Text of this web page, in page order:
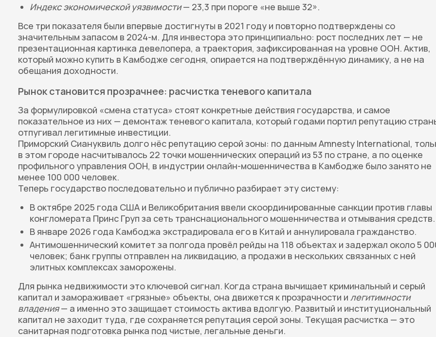
Индекс экономической уязвимости— 23,3 при пороге «не выше 32».
Все три показателя были впервые достигнуты в 2021 году и повторно подтверждены со
значительным запасом в 2024-м. Для инвестора это принципиально: рост последних лет — не
презентационная картинка девелопера, а траектория, зафиксированная на уровне ООН. Актив,
который можно купить в Камбодже сегодня, опирается на подтверждённую динамику, а не на
обещания доходности.
Рынок становится прозрачнее: расчистка теневого капитала
За формулировкой «смена статуса» стоят конкретные действия государства, и самое
показательное из них — демонтаж теневого капитала, который годами портил репутацию
отпугивал легитимные инвестиции.
Приморский Сиануквиль долго нёс репутацию серой зоны: по данным Amnesty International,
в этом городе насчитывалось 22 точки мошеннических операций из 53 по стране, а по оценке
профильного управления ООН, в индустрии онлайн-мошенничества в Камбодже было занято не
менее 100 000 человек.
Теперь государство последовательно и публично разбирает эту систему:
В октябре 2025 года США и Великобритания ввели скоординированные санкции против главы
конгломерата Принс Груп за сеть транснационального мошенничества и отмывания средств.
В январе 2026 года Камбоджа экстрадировала его в Китай и аннулировала гражданство.
Антимошеннический комитет за полгода провёл рейды на 118 объектах и задержал около 5
человек; банк группы отправлен на ликвидацию, а продажи в нескольких связанных с ней
элитных комплексах заморожены.
Для рынка недвижимости это ключевой сигнал. Когда страна вычищает криминальный и серый
капитал и замораживает «грязные» объекты, она движется к прозрачности и легитимности
владения— а именно это защищает стоимость актива вдолгую. Развитый и институциональный
капитал не заходит туда, где сохраняется репутация серой зоны. Текущая расчистка — это
санитарная подготовка рынка под чистые, легальные деньги.